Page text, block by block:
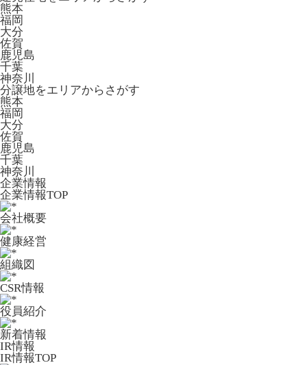
熊本
福岡
大分
佐賀
鹿児島
千葉
神奈川
分譲地をエリアからさがす
熊本
福岡
大分
佐賀
鹿児島
千葉
神奈川
企業情報
企業情報TOP
会社概要
健康経営
組織図
CSR情報
役員紹介
新着情報
IR情報
IR情報TOP